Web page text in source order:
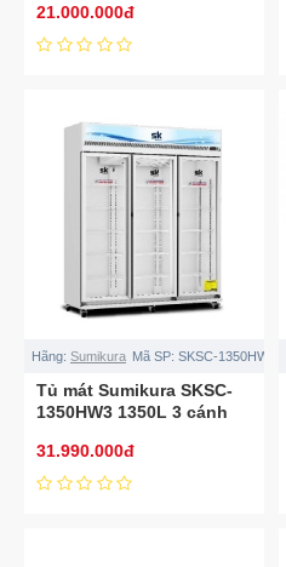
21.000.000đ
Hãng: Sumikura Mã SP: SKSC-1350HW3
Tủ mát Sumikura SKSC-
1350HW3 1350L 3 cánh
31.990.000đ